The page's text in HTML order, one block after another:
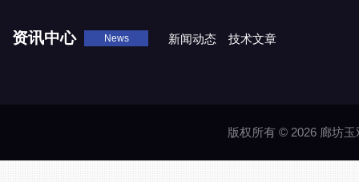
资讯中心 News 新闻动态 技术文章
版权所有 © 2026 廊坊